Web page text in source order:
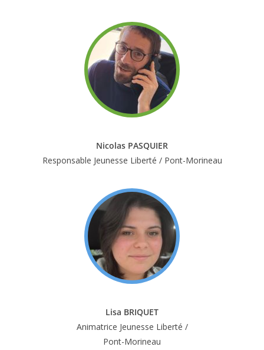
Nicolas PASQUIER
Responsable Jeunesse Liberté / Pont-Morineau
Lisa BRIQUET
Animatrice Jeunesse Liberté /
Pont-Morineau